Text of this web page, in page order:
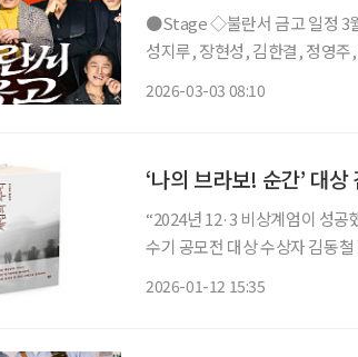
●Stage ◇불란서 금고 일정 3월 7일 ~ 5월 31일 장소 NOL 서경스퀘어 연출 장진 출연 신구,
성지루, 장현성, 김한결, 정영주,
2026-03-03 08:10
‘나의 브라보! 순간’ 대
“2024년 12·3 비상계엄이 성공
수기 공모전 대상 수상자 김동철 작가
2026-01-12 15:35